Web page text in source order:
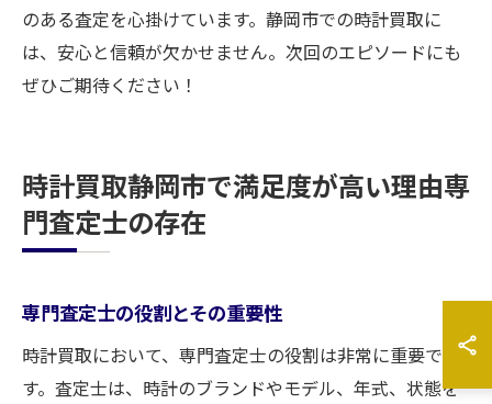
のある査定を心掛けています。静岡市での時計買取に
は、安心と信頼が欠かせません。次回のエピソードにも
ぜひご期待ください！
時計買取静岡市で満足度が高い理由専
門査定士の存在
専門査定士の役割とその重要性
時計買取において、専門査定士の役割は非常に重要で
す。査定士は、時計のブランドやモデル、年式、状態を